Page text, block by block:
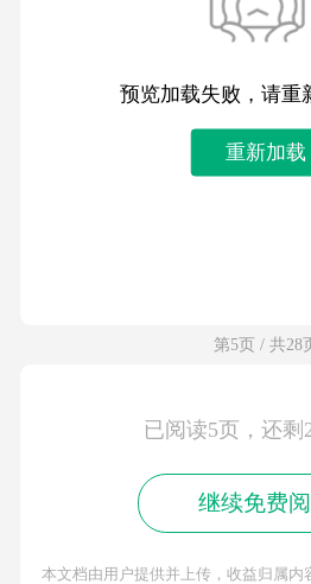
预览加载失败，请重
重新加载
第5页 / 共28
已阅读5页，还剩
继续免费
本文档由用户提供并上传，收益归属内